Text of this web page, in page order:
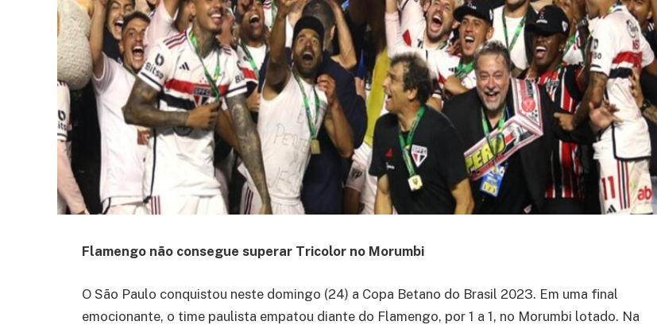
Flamengo não consegue superar Tricolor no Morumbi
O São Paulo conquistou neste domingo (24) a Copa Betano do Brasil 2023. Em uma final
emocionante, o time paulista empatou diante do Flamengo, por 1 a 1, no Morumbi lotado. Na